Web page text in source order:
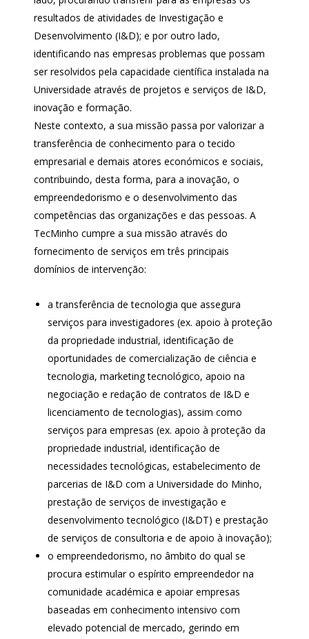
resultados de atividades de Investigação e
Desenvolvimento (I&D); e por outro lado,
identificando nas empresas problemas que possam
ser resolvidos pela capacidade científica instalada na
Universidade através de projetos e serviços de I&D,
inovação e formação.
Neste contexto, a sua missão passa por valorizar a
transferência de conhecimento para o tecido
empresarial e demais atores económicos e sociais,
contribuindo, desta forma, para a inovação, o
empreendedorismo e o desenvolvimento das
competências das organizações e das pessoas. A
TecMinho cumpre a sua missão através do
fornecimento de serviços em três principais
domínios de intervenção:
a transferência de tecnologia que assegura
serviços para investigadores (ex. apoio à proteção
da propriedade industrial, identificação de
oportunidades de comercialização de ciência e
tecnologia, marketing tecnológico, apoio na
negociação e redação de contratos de I&D e
licenciamento de tecnologias), assim como
serviços para empresas (ex. apoio à proteção da
propriedade industrial, identificação de
necessidades tecnológicas, estabelecimento de
parcerias de I&D com a Universidade do Minho,
prestação de serviços de investigação e
desenvolvimento tecnológico (I&DT) e prestação
de serviços de consultoria e de apoio à inovação);
o empreendedorismo, no âmbito do qual se
procura estimular o espírito empreendedor na
comunidade académica e apoiar empresas
baseadas em conhecimento intensivo com
elevado potencial de mercado, gerindo em